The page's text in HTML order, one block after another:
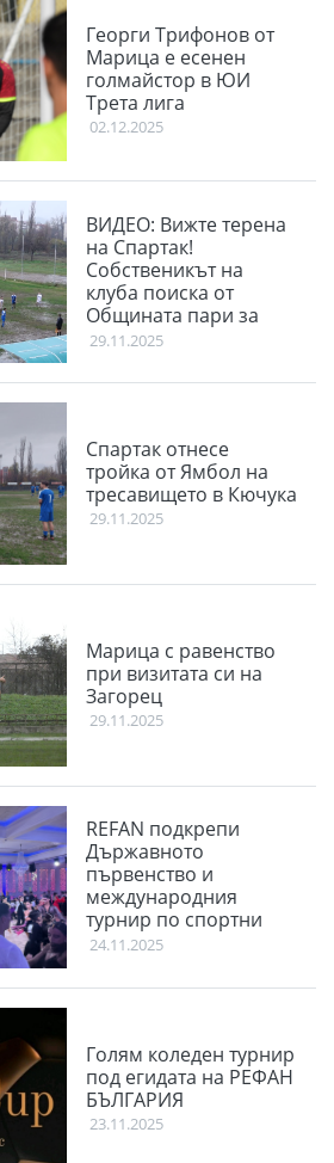
Георги Трифонов от
Марица е есенен
голмайстор в ЮИ
Трета лига
02.12.2025
ВИДЕО: Вижте терена
на Спартак!
Собственикът на
клуба поиска от
Общината пари за
терена
29.11.2025
Спартак отнесе
тройка от Ямбол на
тресавището в Кючука
29.11.2025
Марица с равенство
при визитата си на
Загорец
29.11.2025
REFAN подкрепи
Държавното
първенство и
международния
турнир по спортни
танци Plovdiv Open
24.11.2025
Голям коледен турнир
под егидата на РЕФАН
БЪЛГАРИЯ
23.11.2025